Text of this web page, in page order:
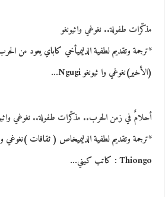
مذكّرات طفولة.. نغوغي واثيونغو
*ترجمة وتقديم لطفية الدليميأخي كاباي يعود من
(الأخير)نغوغي وا ثيونغو Ngugi…
أحلامٌ في زمن الحرب.. مذكّرات طفولة.. نغوغي
Thiongo : كاتب كيني…